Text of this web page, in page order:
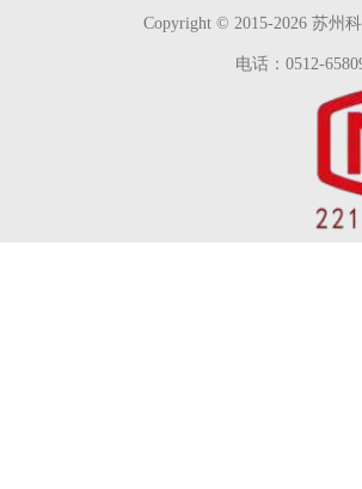
Copyright © 2015-2026 苏州
电话：0512-